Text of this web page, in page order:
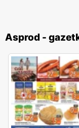
Asprod -